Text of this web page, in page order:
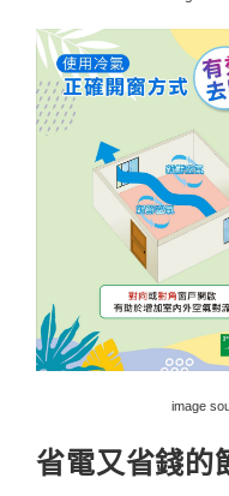
image
省電又省錢的